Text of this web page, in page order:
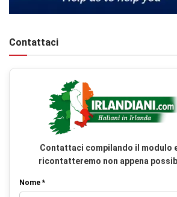
Contattaci
Contattaci compilando il modulo
ricontatteremo non appena
Nome *